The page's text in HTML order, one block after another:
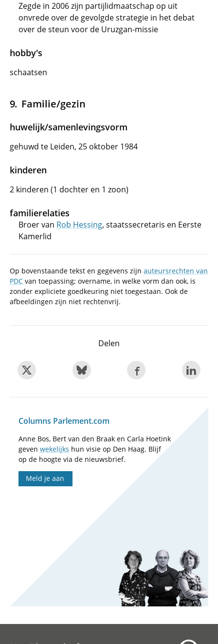
Zegde in 2006 zijn partijlidmaatschap op uit
onvrede over de gevolgde strategie in het debat
over de steun voor de Uruzgan-missie
hobby's
schaatsen
Familie/gezin
huwelijk/samenlevingsvorm
gehuwd te Leiden, 25 oktober 1984
kinderen
2 kinderen (1 dochter en 1 zoon)
familierelaties
Broer van Rob Hessing, staatssecretaris en Eerste
Kamerlid
Op bovenstaande tekst en gegevens zijn auteursrechten van
PDC van toepassing; overname, in welke vorm dan ook, is
zonder expliciete goedkeuring niet toegestaan. Ook de
afbeeldingen zijn niet rechtenvrij.
Delen
Columns Parlement.com
Anne Bos, Bert van den Braak en Carla Hoetink
geven wekelijks hun visie op Den Haag. Blijf
op de hoogte via de nieuwsbrief.
Meld je aan